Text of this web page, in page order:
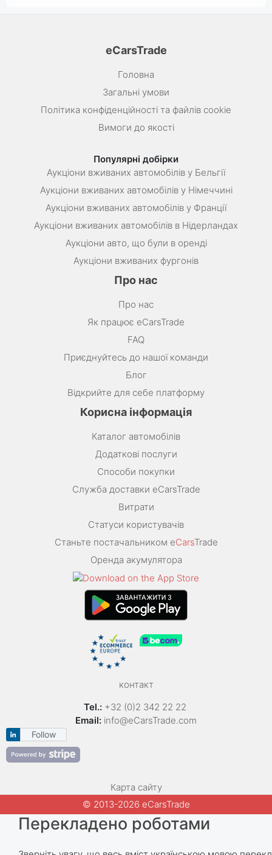
eCarsTrade
Головна
Загальні умови
Політика конфіденційності та файлів cookie
Вимоги до якості
Популярні добірки
Аукціони вживаних автомобілів у Бельгії
Аукціони вживаних автомобілів у Німеччині
Аукціони вживаних автомобілів у Франції
Аукціони вживаних автомобілів в Нідерландах
Аукціони авто, що були в оренді
Аукціони вживаних фургонів
Про нас
Про нас
Як працює eCarsTrade
FAQ
Приєднуйтесь до нашої команди
Блог
Відкрийте для себе платформу
Корисна інформація
Каталог автомобілів
Додаткові послуги
Способи покупки
Служба доставки eCarsTrade
Витрати
Статуси користувачів
Станьте постачальником eCarsTrade
Оренда акумулятора
контакт
Tel.: +32 (0)2 342 22 22
Email: info@eCarsTrade.com
Follow
Карта сайту
© 2013-2026 eCarsTrade
Перекладено роботами